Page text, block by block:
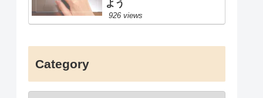
よう
926 views
Category